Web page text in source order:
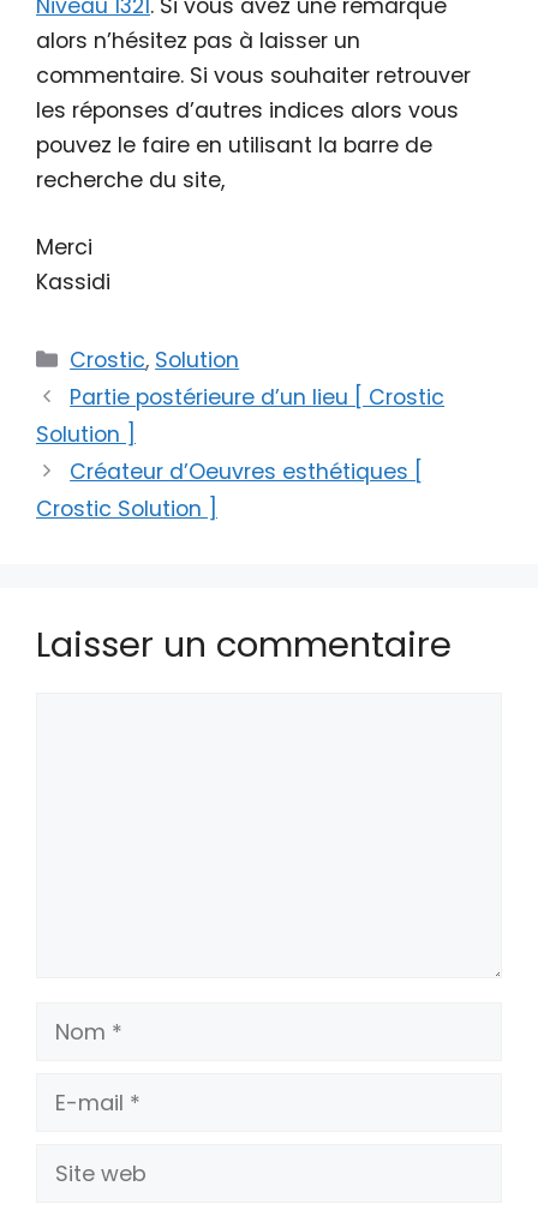
Niveau 1321. Si vous avez une remarque
alors n’hésitez pas à laisser un
commentaire. Si vous souhaiter retrouver
les réponses d’autres indices alors vous
pouvez le faire en utilisant la barre de
recherche du site,
Merci
Kassidi
Catégories
Crostic, Solution
Partie postérieure d’un lieu [ Crostic
Solution ]
Créateur d’Oeuvres esthétiques [
Crostic Solution ]
Laisser un commentaire
Nom
E-
Site